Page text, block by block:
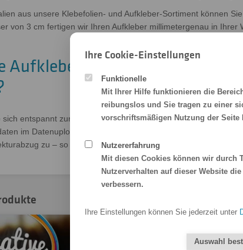
aus unsere Klebefolien- und Aufkleber-Sortiment können
von 3 cm fertigen wir Ihren Aufkleber millimetergenau in
Aufkleber drucken lassen – wie
sich entspannt zurück. Die runde Sonderform erstellt unser
im Datenupload auf unseren Server. Wir erstellen dann
zu – so läuft sicher alles rund!
Ihre Cookie-Einstellungen
Funktionelle
Mit Ihrer Hilfe funktionieren die
reibungslos und Sie tragen zu einer
vorschriftsmäßigen Nutzung der Seite
Nutzererfahrung
Mit diesen Cookies können wir durch
Nutzerverhalten auf dieser Website
verbessern.
Ihre Einstellungen können Sie jederzeit unter
Auswahl